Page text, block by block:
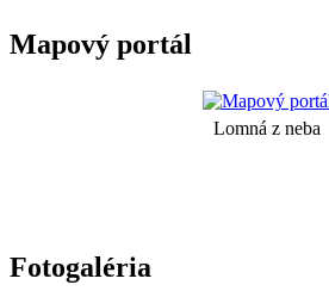
Mapový portál
Lomná z neba
Fotogaléria